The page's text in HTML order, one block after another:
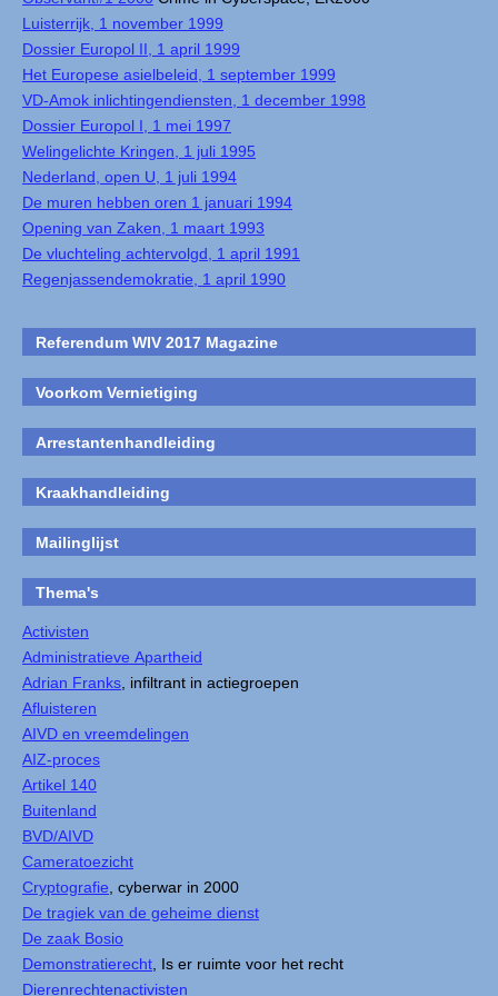
Luisterrijk, 1 november 1999
Dossier Europol II, 1 april 1999
Het Europese asielbeleid, 1 september 1999
VD-Amok inlichtingendiensten, 1 december 1998
Dossier Europol I, 1 mei 1997
Welingelichte Kringen, 1 juli 1995
Nederland, open U, 1 juli 1994
De muren hebben oren 1 januari 1994
Opening van Zaken, 1 maart 1993
De vluchteling achtervolgd, 1 april 1991
Regenjassendemokratie, 1 april 1990
Referendum WIV 2017 Magazine
Voorkom Vernietiging
Arrestantenhandleiding
Kraakhandleiding
Mailinglijst
Thema's
Activisten
Administratieve Apartheid
Adrian Franks , infiltrant in actiegroepen
Afluisteren
AIVD en vreemdelingen
AIZ-proces
Artikel 140
Buitenland
BVD/AIVD
Cameratoezicht
Cryptografie , cyberwar in 2000
De tragiek van de geheime dienst
De zaak Bosio
Demonstratierecht , Is er ruimte voor het recht
Dierenrechtenactivisten